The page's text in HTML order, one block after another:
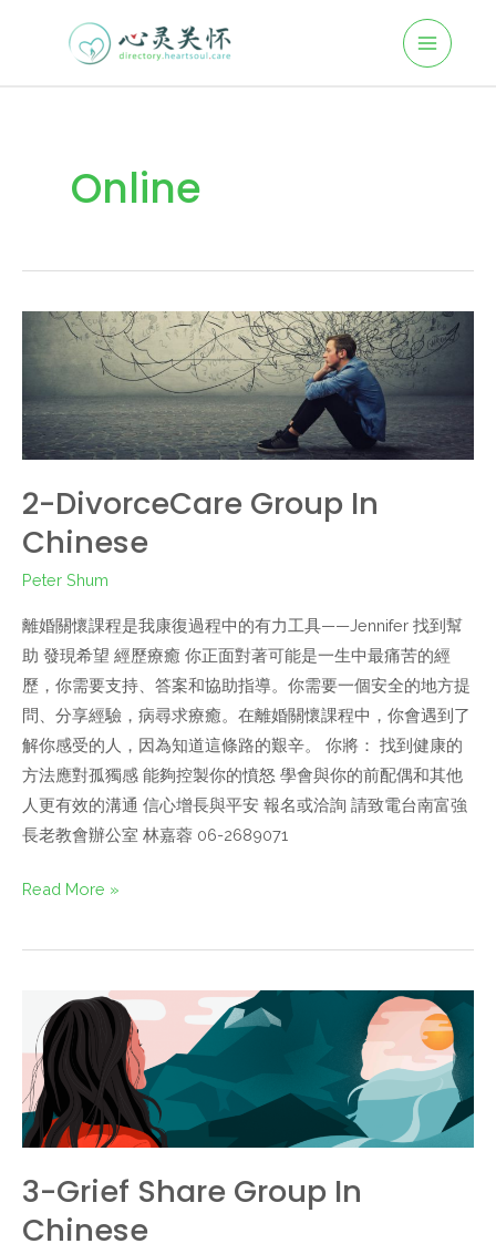
Online
2-DivorceCare Group In
Chinese
Peter Shum
離婚關懷課程是我康復過程中的有力工具——Jennifer 找到幫
助 發現希望 經歷療癒 你正面對著可能是一生中最痛苦的經
歷，你需要支持、答案和協助指導。你需要一個安全的地方提
問、分享經驗，病尋求療癒。在離婚關懷課程中，你會遇到了
解你感受的人，因為知道這條路的艱辛。 你將： 找到健康的
方法應對孤獨感 能夠控製你的憤怒 學會與你的前配偶和其他
人更有效的溝通 信心增長與平安 報名或洽詢 請致電台南富強
長老教會辦公室 林嘉蓉 06-2689071
Read More »
3-Grief Share Group In
Chinese